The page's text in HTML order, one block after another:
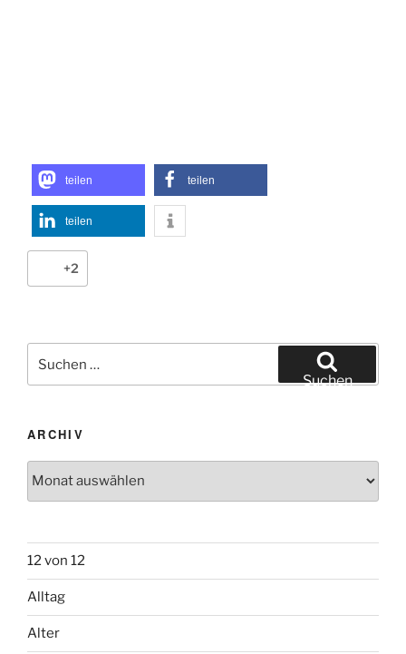
teilen teilen
teilen
+2
nach:
Suchen
ARCHIV
Archiv
12 von 12
Alltag
Alter